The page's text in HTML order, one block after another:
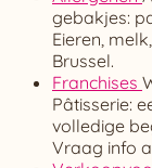
gebakjes:
Eieren,
Brussel.
Franchises
Pâtisserie:
volledige
Vraag info